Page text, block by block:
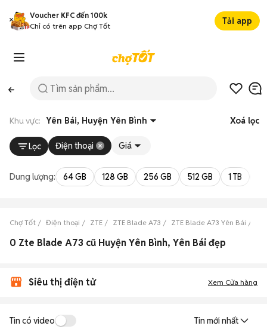
Voucher KFC đến 100k
Chỉ có trên app Chợ Tốt
Tải app
Khu vực: Yên Bái, Huyện Yên Bình Xoá lọc
Lọc Điện thoại Giá
Dung lượng: 64 GB 128 GB 256 GB 512 GB 1 TB
Chợ Tốt Điện thoại ZTE ZTE Blade A73 ZTE Blade A73 Yên Bái
0 Zte Blade A73 cũ Huyện Yên Bình, Yên Bái đẹp
Siêu thị điện tử Xem Cửa hàng
Tin có video Tin mới nhất